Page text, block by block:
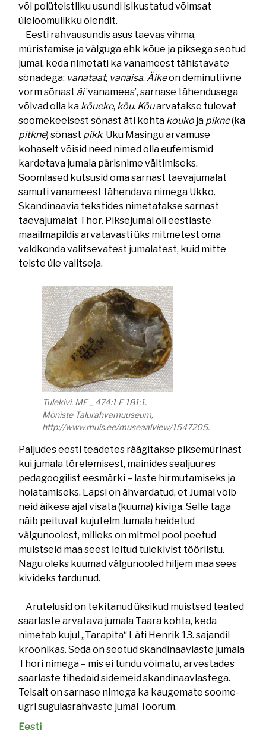
või polüteistliku usundi isikustatud võimsat
üleloomulikku olendit.
Eesti rahvausundis asus taevas vihma,
müristamise ja välguga ehk kõue ja piksega seotud
jumal, keda nimetati ka vanameest tähistavate
sõnadega: vanataat, vanaisa. Äikeon deminutiivne
vorm sõnast äi’vanamees’, sarnase tähendusega
võivad olla ka kõueke, kõu. Kõuarvatakse tulevat
soomekeelsest sõnast äti kohta kouko ja pikne(ka
pitkne) sõnast pikk. Uku Masingu arvamuse
kohaselt võisid need nimed olla eufemismid
kardetava jumala pärisnime vältimiseks.
Soomlased kutsusid oma sarnast taevajumalat
samuti vanameest tähendava nimega Ukko.
Skandinaavia tekstides nimetatakse sarnast
taevajumalat Thor. Piksejumal oli eestlaste
maailmapildis arvatavasti üks mitmetest oma
valdkonda valitsevatest jumalatest, kuid mitte
teiste üle valitseja.
Tulekivi. MF _ 474:1 E 181:1.
Mõniste Talurahvamuuseum,
http://www.muis.ee/museaalview/1547205.
Paljudes eesti teadetes räägitakse piksemürinast
kui jumala tõrelemisest, mainides sealjuures
pedagoogilist eesmärki – laste hirmutamiseks ja
hoiatamiseks. Lapsi on ähvardatud, et Jumal võib
neid äikese ajal visata (kuuma) kiviga. Selle taga
näib peituvat kujutelm Jumala heidetud
välgunoolest, milleks on mitmel pool peetud
muistseid maa seest leitud tulekivist tööriistu.
Nagu oleks kuumad välgunooled hiljem maa sees
kivideks tardunud.
Arutelusid on tekitanud üksikud muistsed teated
saarlaste arvatava jumala Taara kohta, keda
nimetab kujul „Tarapita“ Läti Henrik 13. sajandil
kroonikas. Seda on seotud skandinaavlaste jumala
Thori nimega – mis ei tundu võimatu, arvestades
saarlaste tihedaid sidemeid skandinaavlastega.
Teisalt on sarnase nimega ka kaugemate soome-
ugri sugulasrahvaste jumal Toorum.
Eesti